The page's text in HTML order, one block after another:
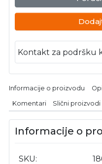
Kontakt za podršku
Informacije o proizvodu
Komentari Slični proizvodi
Informacije o
SKU